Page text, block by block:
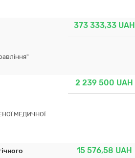
373 333,33 UAH
МЕДИЧНОЇ
2 239 500 UAH
15 576,58 UAH